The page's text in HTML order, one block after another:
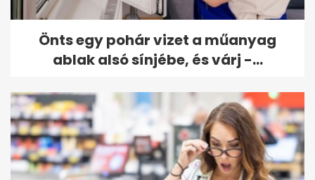
Önts egy pohár vizet a műanyag
ablak alsó sínjébe, és várj -...